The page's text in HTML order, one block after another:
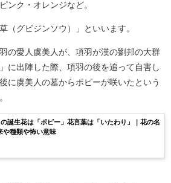
ンク・オレンジなど。
（グビジンソウ）」といいます。
の愛人虞美人が、項羽が漢の劉邦の大群
に出陣した際、項羽の後を追って自害し
に虞美人の墓からポピーが咲いたという
誕生花は「ポピー」花言葉は「いたわり」｜花の名
や種類や怖い意味